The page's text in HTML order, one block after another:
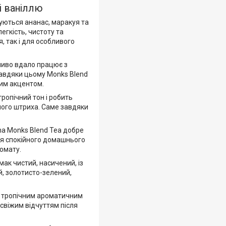
ваніллю
ананас, маракуя та
чистоту та
і для особливого
вдало працює з
цьому Monks Blend
акцентом.
тон і робить
штриха. Саме завдяки
Monks Blend Tea добре
спокійного домашнього
чистий, насичений, із
золотисто-зелений,
тропічним ароматичним
відчуттям після